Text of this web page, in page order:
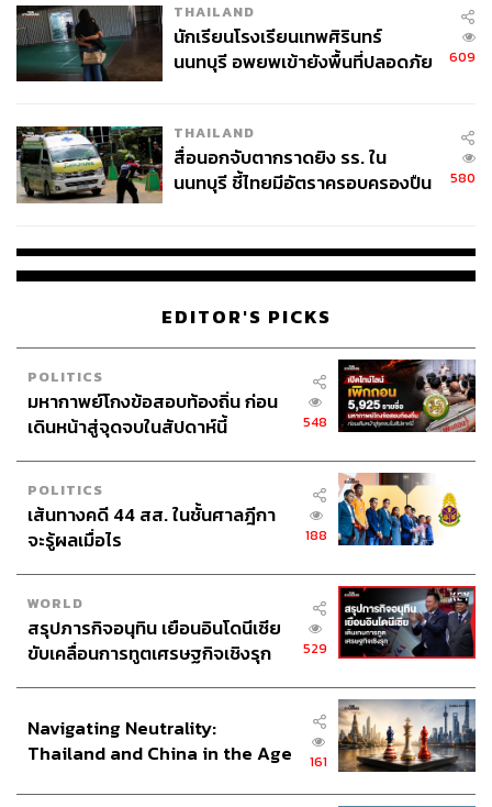
ABOUT THE AUTHOR
ดำรงเกียรติ มาลา
Content Creator THE STANDARD WEALTH
THAILAND
นักเรียนโรงเรียนเทพศิรินทร์
นนทบุรี อพยพเข้ายังพื้นที่ปลอดภัย
609
THAILAND
สื่อนอกจับตากราดยิง รร. ใน
นนทบุรี ชี้ไทยมีอัตราครอบครองปืน
580
EDITOR'S PICKS
POLITICS
มหากาพย์โกงข้อสอบท้องถิ่น ก่อน
เดินหน้าสู่จุดจบในสัปดาห์นี้
548
POLITICS
เส้นทางคดี 44 สส. ในชั้นศาลฎีกา
จะรู้ผลเมื่อไร
188
WORLD
สรุปภารกิจอนุทิน เยือนอินโดนีเซีย
ขับเคลื่อนการทูตเศรษฐกิจเชิงรุก
529
Navigating Neutrality:
Thailand and China in the Age
161